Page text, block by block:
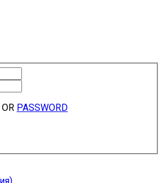
OR PASSWORD